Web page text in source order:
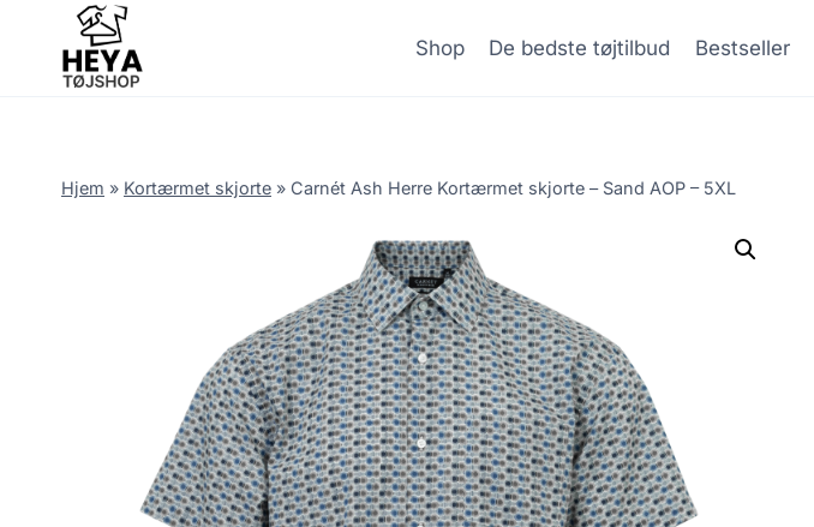
content
Shop De bedste tøjtilbud Bestseller
Hjem » Kortærmet skjorte » Carnét Ash Herre Kortærmet skjorte – Sand AOP – 5XL